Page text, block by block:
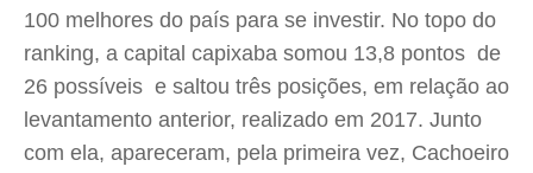
100 melhores do país para se investir. No topo do
ranking, a capital capixaba somou 13,8 pontos  de
26 possíveis  e saltou três posições, em relação ao
levantamento anterior, realizado em 2017. Junto
com ela, apareceram, pela primeira vez, Cachoeiro